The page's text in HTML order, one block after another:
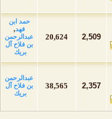
2,509
20,624
حمد ابن
فهد,
عبدالرحمن
بن فلاح آل
بريك
2,357
38,565
عبدالرحمن
بن فلاح آل
بريك